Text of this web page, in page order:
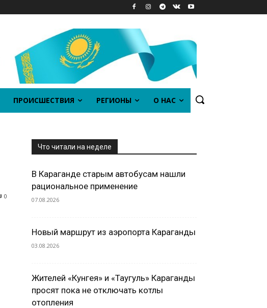
ПРОИСШЕСТВИЯ РЕГИОНЫ О НАС
0
Что читали на неделе
В Караганде старым автобусам нашли
рациональное применение
07.08.2026
Новый маршрут из аэропорта Караганды
03.08.2026
Жителей «Кунгея» и «Таугуль» Караганды
просят пока не отключать котлы
отопления